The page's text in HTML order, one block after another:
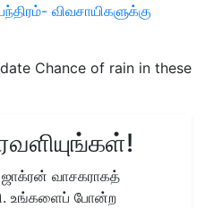
விவசாயிகளுக்கு
Chance of rain in these
வாசகராகத்
உங்களைப் போன்ற